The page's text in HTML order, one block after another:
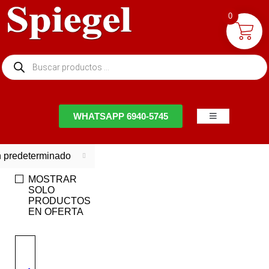
WHATSAPP 6940-5745
predeterminado
MOSTRAR
SOLO
PRODUCTOS
EN OFERTA
0